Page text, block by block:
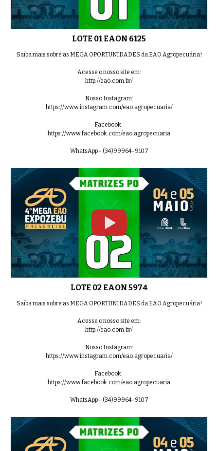
LOTE 01 EAON 6125
Saiba mais sobre as MEGA OPORTUNIDADES da EAO Agropecuária!
Acesse o nosso site em:
http://eao.com.br/
Nosso Instagram:
https://www.instagram.com/eao.agropecuaria/
Facebook:
https://www.facebook.com/eao.agropecuaria
WhatsApp - (34)99964-9107
LOTE 02 EAON 5974
Saiba mais sobre as MEGA OPORTUNIDADES da EAO Agropecuária!
Acesse o nosso site em:
http://eao.com.br/
Nosso Instagram:
https://www.instagram.com/eao.agropecuaria/
Facebook:
https://www.facebook.com/eao.agropecuaria
WhatsApp - (34)99964-9107